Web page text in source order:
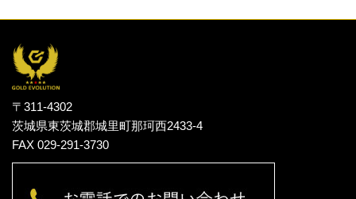
〒311-4302
茨城県東茨城郡城里町那珂西2433-4
FAX 029-291-3730